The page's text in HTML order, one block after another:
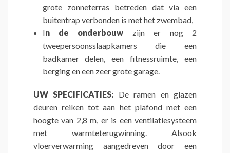
grote zonneterras betreden dat via een
buitentrap verbonden is met het zwembad,
In de onderbouw zijn er nog 2
tweepersoonsslaapkamers die een
badkamer delen, een fitnessruimte, een
berging en een zeer grote garage.
UW SPECIFICATIES: De ramen en glazen
deuren reiken tot aan het plafond met een
hoogte van 2,8 m, er is een ventilatiesysteem
met warmteterugwinning. Alsook
vloerverwarming aangedreven door een